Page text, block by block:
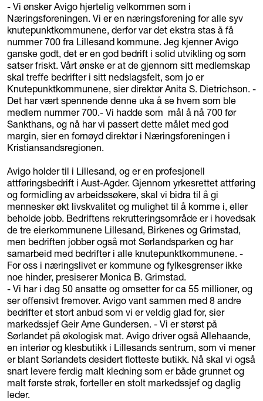
- Vi ønsker Avigo hjertelig velkommen som i
Næringsforeningen. Vi er en næringsforening for alle syv
knutepunktkommunene, derfor var det ekstra stas å få
nummer 700 fra Lillesand kommune. Jeg kjenner Avigo
ganske godt, det er en god bedrift i solid utvikling og som
satser friskt. Vårt ønske er at de gjennom sitt medlemskap
skal treffe bedrifter i sitt nedslagsfelt, som jo er
Knutepunktkommunene, sier direktør Anita S. Dietrichson. -
Det har vært spennende denne uka å se hvem som ble
medlem nummer 700.- Vi hadde som mål å nå 700 før
Sankthans, og nå har vi passert dette målet med god
margin, sier en fornøyd direktør i Næringsforeningen i
Kristiansandsregionen.
Avigo holder til i Lillesand, og er en profesjonell
attføringsbedrift i Aust-Agder. Gjennom yrkesrettet attføring
og formidling av arbeidssøkere, skal vi bidra til å gi
mennesker økt livskvalitet og mulighet til å komme i, eller
beholde jobb. Bedriftens rekrutteringsområde er i hovedsak
de tre eierkommunene Lillesand, Birkenes og Grimstad,
men bedriften jobber også mot Sørlandsparken og har
samarbeid med bedrifter i alle knutepunktkommunene. -
For oss i næringslivet er kommune og fylkesgrenser ikke
noe hinder, presiserer Monica B. Grimstad.
- Vi har i dag 50 ansatte og omsetter for ca 55 millioner, og
ser offensivt fremover. Avigo vant sammen med 8 andre
bedrifter et stort anbud som vi er veldig glad for, sier
markedssjef Geir Arne Gundersen. - Vi er størst på
Sørlandet på økologisk mat. Avigo driver også Allehaande,
en interiør og klesbutikk i Lillesands sentrum, som vi mener
er blant Sørlandets desidert flotteste butikk. Nå skal vi også
snart levere ferdig malt kledning som er både grunnet og
malt første strøk, forteller en stolt markedssjef og daglig
leder.